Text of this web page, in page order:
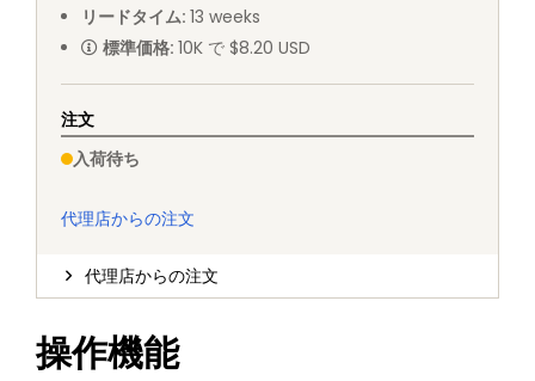
リードタイム: 13 weeks
標準価格: 10K で $8.20 USD
注文
入荷待ち
代理店からの注文
代理店からの注文
操作機能